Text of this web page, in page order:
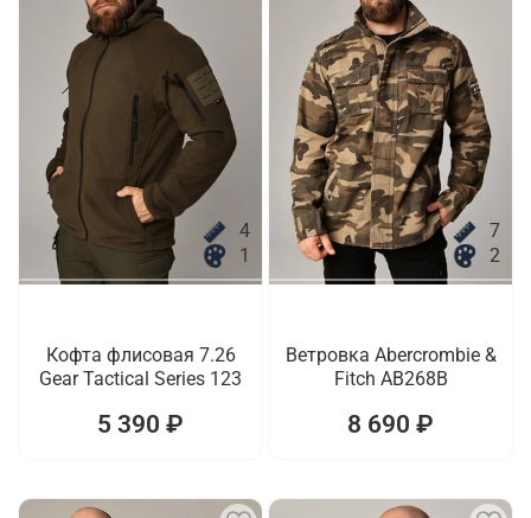
4
1
Кофта флисовая 7.26
Gear Tactical Series 123
5 390 ₽
7
2
Ветровка Abercrombie &
Fitch AB268B
8 690 ₽